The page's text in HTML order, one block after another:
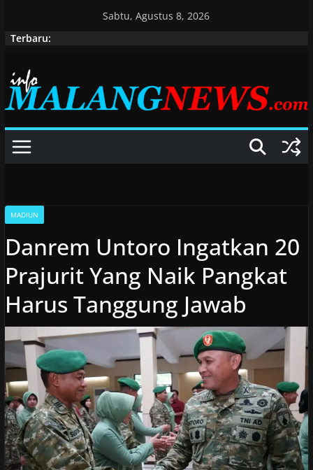
Sabtu, Agustus 8, 2026
Terbaru:
MADIUN
Danrem Untoro Ingatkan 20
Prajurit Yang Naik Pangkat
Harus Tanggung Jawab